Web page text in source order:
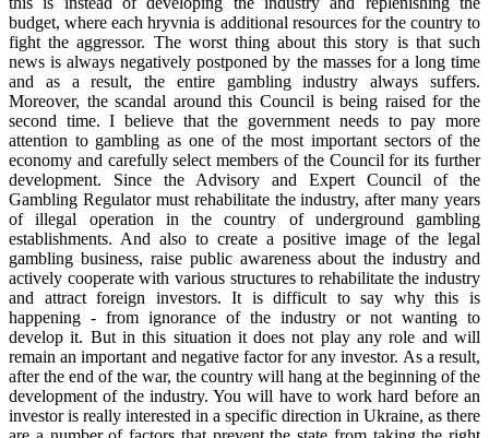
budget, where each hryvnia is additional resources for the country to
fight the aggressor. The worst thing about this story is that such
news is always negatively postponed by the masses for a long time
and as a result, the entire gambling industry always suffers.
Moreover, the scandal around this Council is being raised for the
second time. I believe that the government needs to pay more
attention to gambling as one of the most important sectors of the
economy and carefully select members of the Council for its further
development. Since the Advisory and Expert Council of the
Gambling Regulator must rehabilitate the industry, after many years
of illegal operation in the country of underground gambling
establishments. And also to create a positive image of the legal
gambling business, raise public awareness about the industry and
actively cooperate with various structures to rehabilitate the industry
and attract foreign investors. It is difficult to say why this is
happening - from ignorance of the industry or not wanting to
develop it. But in this situation it does not play any role and will
remain an important and negative factor for any investor. As a result,
after the end of the war, the country will hang at the beginning of the
development of the industry. You will have to work hard before an
investor is really interested in a specific direction in Ukraine, as there